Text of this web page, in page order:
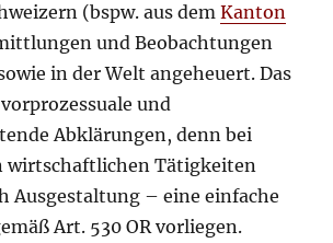
(bspw. aus demKanton
und Beobachtungen
in der Welt angeheuert. Das
und
Abklärungen, denn bei
wirtschaftlichen Tätigkeiten
Ausgestaltung – eine einfache
Art. 530 OR vorliegen.